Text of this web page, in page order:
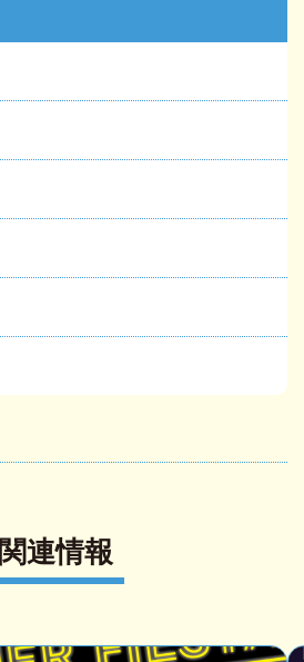
関連情報